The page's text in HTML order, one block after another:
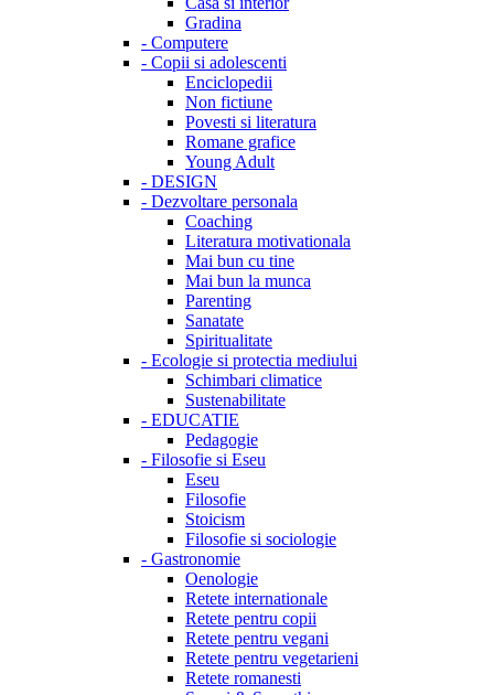
Gradina
- Computere
- Copii si adolescenti
Enciclopedii
Non fictiune
Povesti si literatura
Romane grafice
Young Adult
- DESIGN
- Dezvoltare personala
Coaching
Literatura motivationala
Mai bun cu tine
Mai bun la munca
Parenting
Sanatate
Spiritualitate
- Ecologie si protectia mediului
Schimbari climatice
Sustenabilitate
- EDUCATIE
Pedagogie
- Filosofie si Eseu
Eseu
Filosofie
Stoicism
Filosofie si sociologie
- Gastronomie
Oenologie
Retete internationale
Retete pentru copii
Retete pentru vegani
Retete pentru vegetarieni
Retete romanesti